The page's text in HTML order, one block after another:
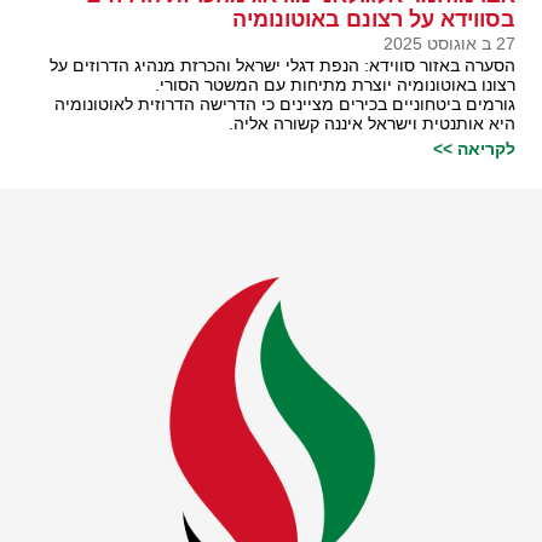
בסווידא על רצונם באוטונומיה
27 ב אוגוסט 2025
הסערה באזור סווידא: הנפת דגלי ישראל והכרזת מנהיג הדרוזים על
רצונו באוטונומיה יוצרת מתיחות עם המשטר הסורי.
גורמים ביטחוניים בכירים מציינים כי הדרישה הדרוזית לאוטונומיה
היא אותנטית וישראל איננה קשורה אליה.
לקריאה >>